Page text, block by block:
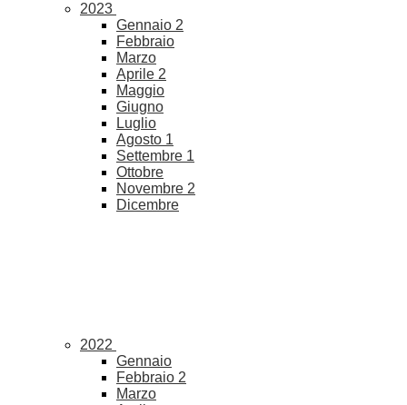
2023
Gennaio 2
Febbraio
Marzo
Aprile 2
Maggio
Giugno
Luglio
Agosto 1
Settembre 1
Ottobre
Novembre 2
Dicembre
2022
Gennaio
Febbraio 2
Marzo